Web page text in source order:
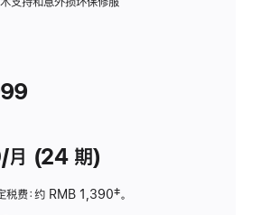
月 (24 期)
税费：约 RMB 1,390脚
‡。